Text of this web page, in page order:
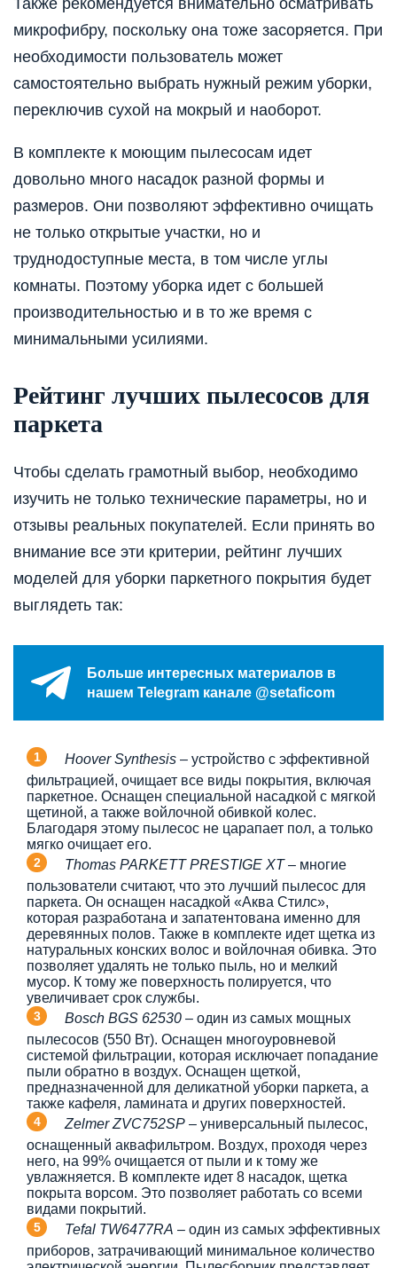
микрофибру, поскольку она тоже засоряется. При
необходимости пользователь может
самостоятельно выбрать нужный режим уборки,
переключив сухой на мокрый и наоборот.
В комплекте к моющим пылесосам идет
довольно много насадок разной формы и
размеров. Они позволяют эффективно очищать
не только открытые участки, но и
труднодоступные места, в том числе углы
комнаты. Поэтому уборка идет с большей
производительностью и в то же время с
минимальными усилиями.
Рейтинг лучших пылесосов для
паркета
Чтобы сделать грамотный выбор, необходимо
изучить не только технические параметры, но и
отзывы реальных покупателей. Если принять во
внимание все эти критерии, рейтинг лучших
моделей для уборки паркетного покрытия будет
выглядеть так:
Больше интересных материалов в
нашем Telegram канале @setaficom
Hoover Synthesis – устройство с эффективной
фильтрацией, очищает все виды покрытия, включая
паркетное. Оснащен специальной насадкой с мягкой
щетиной, а также войлочной обивкой колес.
Благодаря этому пылесос не царапает пол, а только
мягко очищает его.
Thomas PARKETT PRESTIGE XT– многие
пользователи считают, что это лучший пылесос для
паркета. Он оснащен насадкой «Аква Стилс»,
которая разработана и запатентована именно для
деревянных полов. Также в комплекте идет щетка из
натуральных конских волос и войлочная обивка. Это
позволяет удалять не только пыль, но и мелкий
мусор. К тому же поверхность полируется, что
увеличивает срок службы.
Bosch BGS 62530 – один из самых мощных
пылесосов (550 Вт). Оснащен многоуровневой
системой фильтрации, которая исключает попадание
пыли обратно в воздух. Оснащен щеткой,
предназначенной для деликатной уборки паркета, а
также кафеля, ламината и других поверхностей.
Zelmer ZVC752SP – универсальный пылесос,
оснащенный аквафильтром. Воздух, проходя через
него, на 99% очищается от пыли и к тому же
увлажняется. В комплекте идет 8 насадок, щетка
покрыта ворсом. Это позволяет работать со всеми
видами покрытий.
Tefal TW6477RA – один из самых эффективных
приборов, затрачивающий минимальное количество